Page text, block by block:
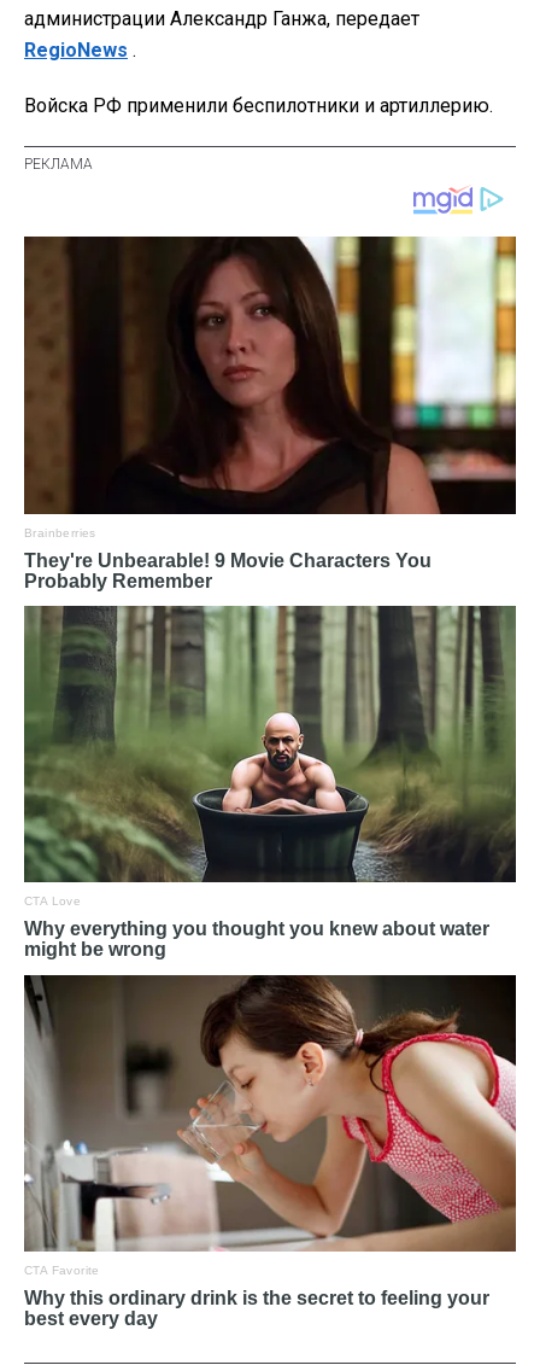
администрации Александр Ганжа, передает
RegioNews .
Войска РФ применили беспилотники и артиллерию.